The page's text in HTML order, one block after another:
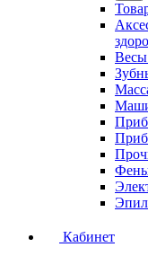
Кабинет